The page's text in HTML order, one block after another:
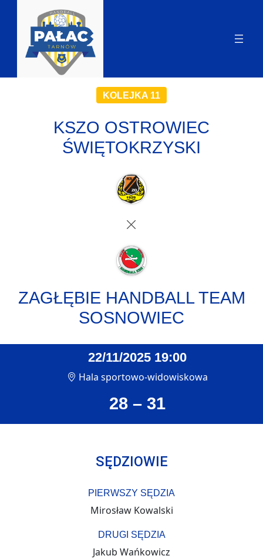
KOLEJKA 11
KSZO OSTROWIEC
ŚWIĘTOKRZYSKI
ZAGŁĘBIE HANDBALL TEAM
SOSNOWIEC
22/11/2025 19:00
Hala sportowo-widowiskowa
28 – 31
SĘDZIOWIE
PIERWSZY SĘDZIA
Mirosław Kowalski
DRUGI SĘDZIA
Jakub Wańkowicz